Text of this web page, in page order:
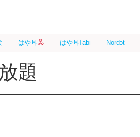
はや耳 はや耳Tabi Nordot
題